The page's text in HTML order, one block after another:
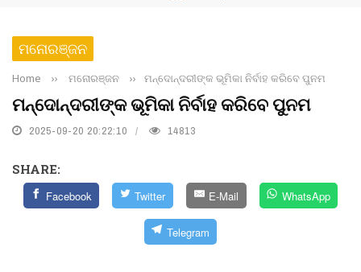
ମନୋରଞ୍ଜନ
Home ›› ମନୋରଞ୍ଜନ ›› ମନ୍ଦୋନ୍ଦରୀଙ୍କ ଭୂମିକା ନିର୍ବାହ କରିବେ ପୁନମ
ମନ୍ଦୋନ୍ଦରୀଙ୍କ ଭୂମିକା ନିର୍ବାହ କରିବେ ପୁନମ
2025-09-20 20:22:10 14813
SHARE:
Facebook Twitter E-Mail WhatsApp
Telegram